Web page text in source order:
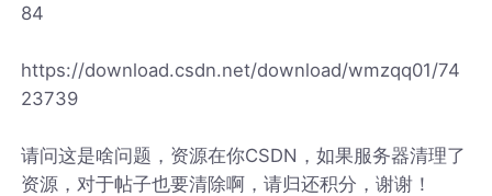
84
https://download.csdn.net/download/wmzqq01/74
23739
请问这是啥问题，资源在你CSDN，如果服务器清理了
资源，对于帖子也要清除啊，请归还积分，谢谢！